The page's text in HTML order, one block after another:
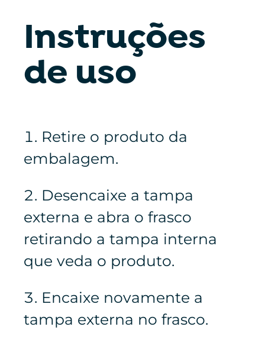
Instruções
de uso
Retire o produto da
embalagem.
Desencaixe a tampa
externa e abra o frasco
retirando a tampa interna
que veda o produto.
Encaixe novamente a
tampa externa no frasco.